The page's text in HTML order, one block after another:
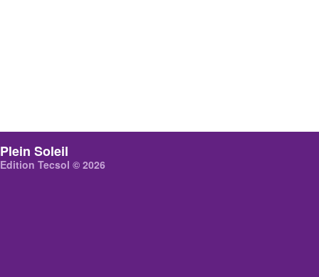
Plein Soleil
Edition Tecsol © 2026